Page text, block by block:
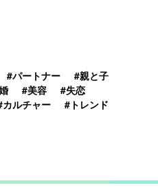
#パートナー
#親と子
#美容
#失恋
カルチャー #トレンド